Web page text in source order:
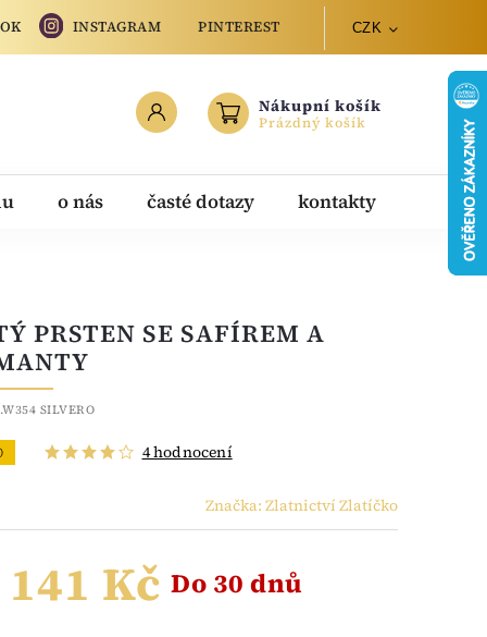
INSTAGRAM PINTEREST CZK
Nákupní košík
Prázdný košík
o nás časté dotazy kontakty
PRSTEN SE SAFÍREM A
SILVERO
4 hodnocení
Značka: Zlatnictví Zlatíčko
Kč Do 30 dnů